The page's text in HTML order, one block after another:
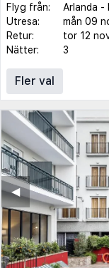
Flyg från: Arlanda -
Utresa:
mån 09
Retur:
tor 12
Nätter:
3
Fler val
◀︎